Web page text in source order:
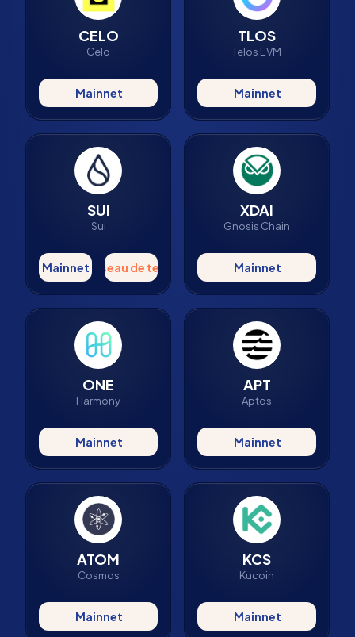
CELO
Celo
Mainnet
TLOS
Telos EVM
Mainnet
SUI
Sui
MainnetRéseau de tests
XDAI
Gnosis Chain
Mainnet
ONE
Harmony
Mainnet
APT
Aptos
Mainnet
ATOM
Cosmos
Mainnet
KCS
Kucoin
Mainnet